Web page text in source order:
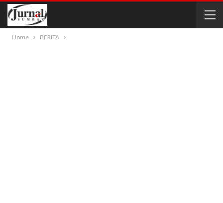
Home BERITA